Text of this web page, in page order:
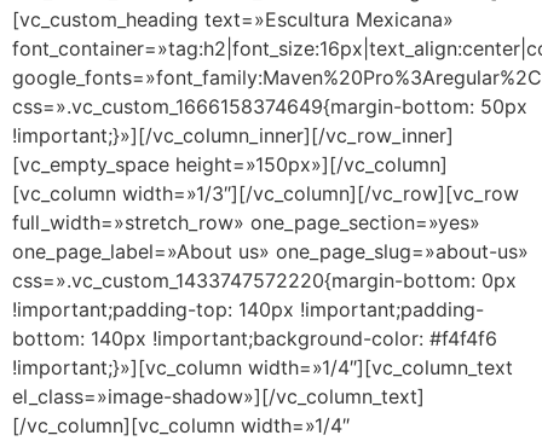
[vc_custom_heading text=»Escultura Mexicana»
css=».vc_custom_1666158374649{margin-bottom: 50px
!important;}»][/vc_column_inner][/vc_row_inner]
[vc_empty_space height=»150px»][/vc_column]
[vc_column width=»1/3″][/vc_column][/vc_row][vc_row
full_width=»stretch_row» one_page_section=»yes»
one_page_label=»About us» one_page_slug=»about-us»
css=».vc_custom_1433747572220{margin-bottom: 0px
!important;padding-top: 140px !important;padding-
bottom: 140px !important;background-color: #f4f4f6
!important;}»][vc_column width=»1/4″][vc_column_text
el_class=»image-shadow»] [/vc_column_text]
[/vc_column][vc_column width=»1/4″